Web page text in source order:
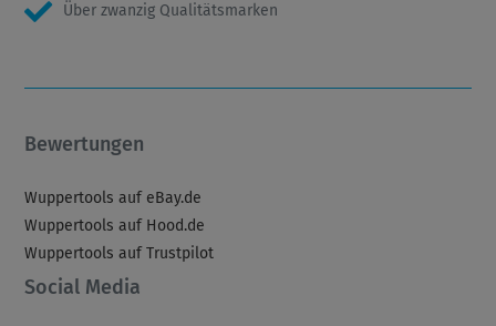
Über zwanzig Qualitätsmarken
Bewertungen
Wuppertools auf eBay.de
Wuppertools auf Hood.de
Wuppertools auf Trustpilot
Social Media